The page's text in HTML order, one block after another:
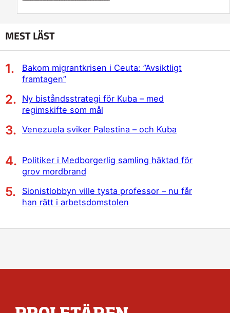
MEST LÄST
Bakom migrantkrisen i Ceuta: ”Avsiktligt
framtagen”
Ny biståndsstrategi för Kuba – med
regimskifte som mål
Venezuela sviker Palestina – och Kuba
Politiker i Medborgerlig samling häktad för
grov mordbrand
Sionistlobbyn ville tysta professor – nu får
han rätt i arbetsdomstolen